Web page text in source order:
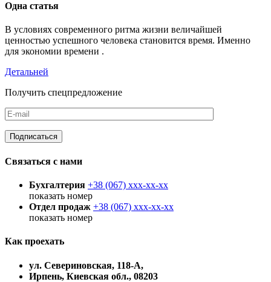
Одна статья
В условиях современного ритма жизни величайшей
ценностью успешного человека становится время. Именно
для экономии времени .
Детальней
Получить спецпредложение
Связаться с нами
Бухгалтерия +38 (067) xxx-xx-xx
показать номер
Отдел продаж +38 (067) xxx-xx-xx
показать номер
Как проехать
ул. Севериновская, 118-А,
Ирпень, Киевская обл., 08203